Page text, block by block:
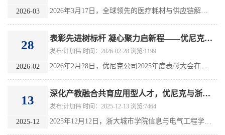
2026-03
28
2026-02
表彰先进树标杆 凝心聚力启新程——优尼克公司2025年度表彰大会圆满举行
发布:计加伟 时间：2026-02-28 浏览:1199
13
2025-12
深化产教融合共育应用型人才，优尼克与浙大城市学院共建研究生实践基地
发布:计加伟 时间：2025-12-13 浏览:7464